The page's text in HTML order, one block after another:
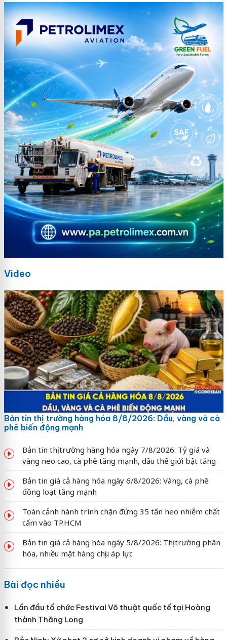
Video
Bản tin thị trường hàng hóa 8/8/2026: Dầu, vàng và cà
phê biến động mạnh
Bản tin thị trường hàng hóa ngày 7/8/2026: Tỷ giá và
vàng neo cao, cà phê tăng mạnh, dầu thế giới bật tăng
Bản tin giá cả hàng hóa ngày 6/8/2026: Vàng, cà phê
đồng loạt tăng mạnh
Toàn cảnh hành trình chặn đứng 35 tấn heo nhiễm chất
cấm vào TP.HCM
Bản tin giá cả hàng hóa ngày 5/8/2026: Thị trường phân
hóa, nhiều mặt hàng chịu áp lực
Bài đọc nhiều
Lần đầu tổ chức Festival Võ thuật quốc tế tại Hoàng
thành Thăng Long